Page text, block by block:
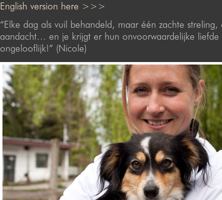
English version here >>>
“Elke dag als vuil behandeld, maar één zachte streling,
aandacht… en je krijgt er hun onvoorwaardelijke
ongelooflijk!” (Nicole)